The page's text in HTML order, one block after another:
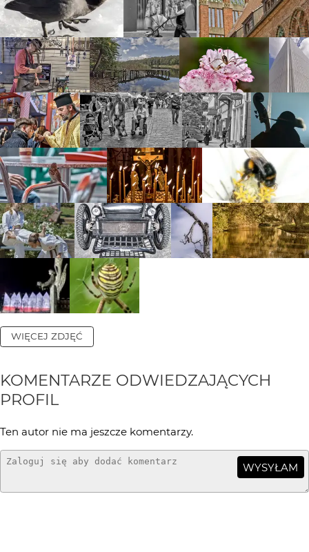
WIĘCEJ ZDJĘĆ
KOMENTARZE ODWIEDZAJĄCYCH
PROFIL
Ten autor nie ma jeszcze komentarzy.
WYSYŁAM